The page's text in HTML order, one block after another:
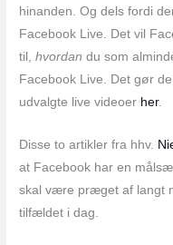
hinanden. Og dels fordi
Facebook Live. Det vil
til,hvordan du som
Facebook Live. Det gør
udvalgte live videoer her.
Disse to artikler fra hhv.
at Facebook har en
skal være præget af langt
tilfældet i dag.